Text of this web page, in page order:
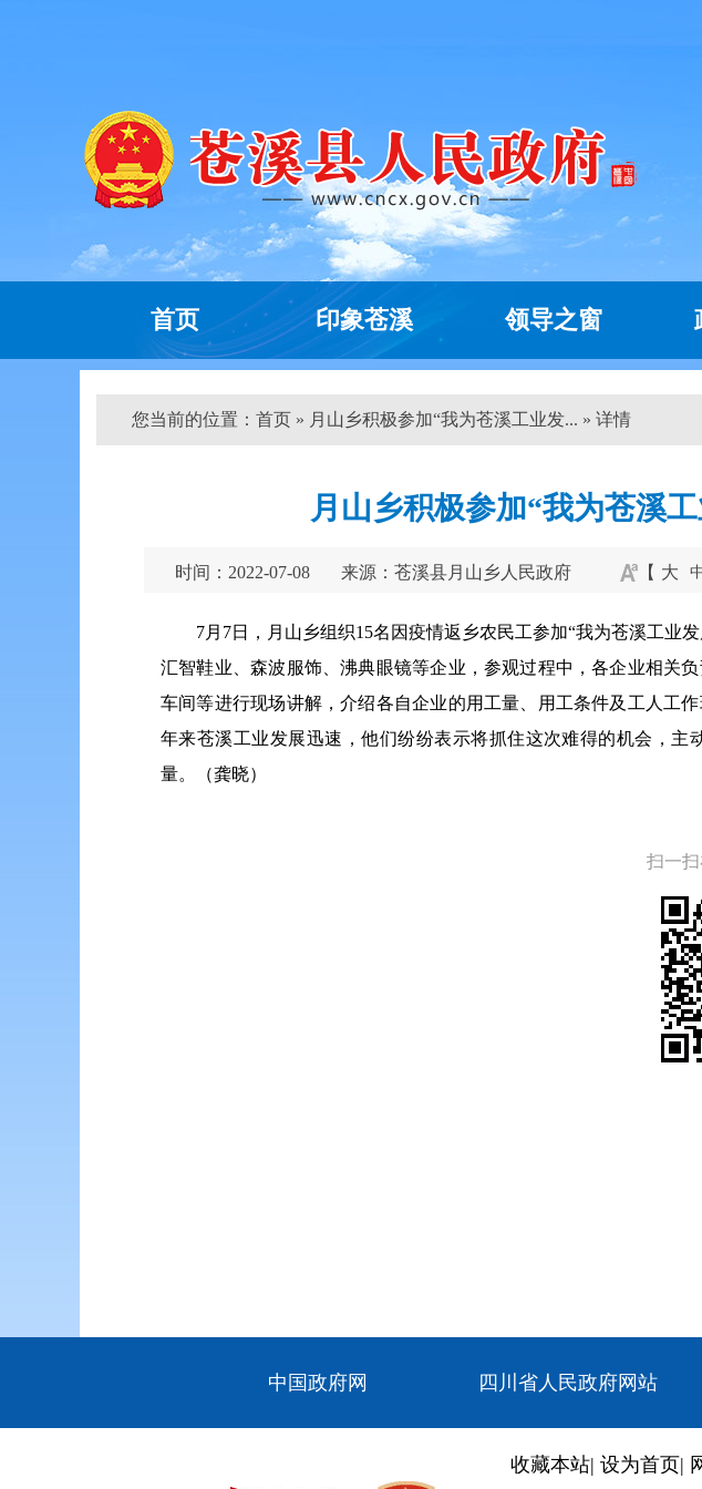
首页 印象苍溪 领导之窗
您当前的位置： 首页 » 月山乡积极参加“我为苍溪工业发... » 详情
月山乡积极参加“我为苍溪
时间：2022-07-08 来源：苍溪县月山乡人民政府 【 大 中
7月7日，月山乡组织15名因疫情返乡农民工参加“我为苍溪工业
汇智鞋业、森波服饰、沸典眼镜等企业，参观过程中，各企业相关
车间等进行现场讲解，介绍各自企业的用工量、用工条件及工人工作
年来苍溪工业发展迅速，他们纷纷表示将抓住这次难得的机会，
量。（龚晓）
扫一
中国政府网 四川省人民政府网站
收藏本站| 设为首页|